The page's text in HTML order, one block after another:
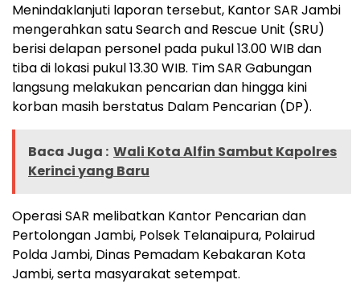
Menindaklanjuti laporan tersebut, Kantor SAR Jambi
mengerahkan satu Search and Rescue Unit (SRU)
berisi delapan personel pada pukul 13.00 WIB dan
tiba di lokasi pukul 13.30 WIB. Tim SAR Gabungan
langsung melakukan pencarian dan hingga kini
korban masih berstatus Dalam Pencarian (DP).
Baca Juga : Wali Kota Alfin Sambut Kapolres
Kerinci yang Baru
Operasi SAR melibatkan Kantor Pencarian dan
Pertolongan Jambi, Polsek Telanaipura, Polairud
Polda Jambi, Dinas Pemadam Kebakaran Kota
Jambi, serta masyarakat setempat.